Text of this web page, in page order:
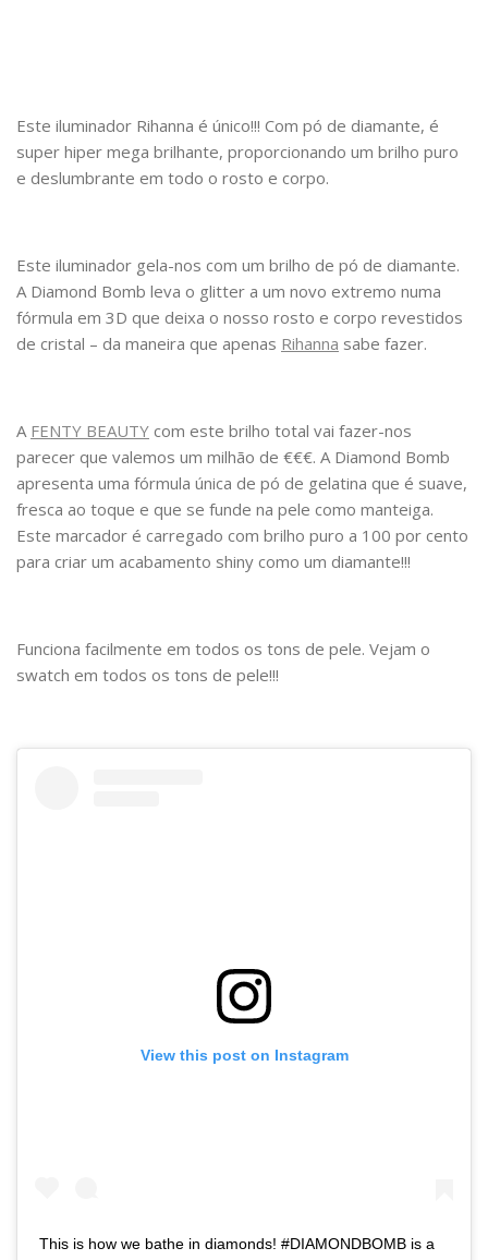
Este iluminador Rihanna é único!!! Com pó de diamante, é
super hiper mega brilhante, proporcionando um brilho puro
e deslumbrante em todo o rosto e corpo.
Este iluminador gela-nos com um brilho de pó de diamante.
A Diamond Bomb leva o glitter a um novo extremo numa
fórmula em 3D que deixa o nosso rosto e corpo revestidos
de cristal – da maneira que apenas Rihanna sabe fazer.
A FENTY BEAUTY com este brilho total vai fazer-nos
parecer que valemos um milhão de €€€. A Diamond Bomb
apresenta uma fórmula única de pó de gelatina que é suave,
fresca ao toque e que se funde na pele como manteiga.
Este marcador é carregado com brilho puro a 100 por cento
para criar um acabamento shiny como um diamante!!!
Funciona facilmente em todos os tons de pele. Vejam o
swatch em todos os tons de pele!!!
View this post on Instagram
This is how we bathe in diamonds! #DIAMONDBOMB is a